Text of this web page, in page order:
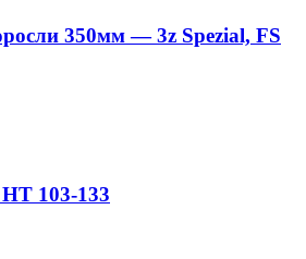
350мм — 3z Spezial, FS
103-133